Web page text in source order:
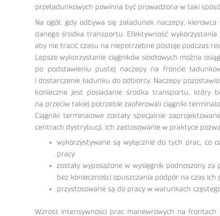
przeładunkowych powinna być prowadzona w taki
Na ogół, gdy odbywa się załadunek naczepy,
danego środka transportu. Efektywność wykorzystania
aby nie tracić czasu na niepotrzebne postoje podczas
Lepsze wykorzystanie ciągników siodłowych można
po podstawieniu pustej naczepy na froncie
i dostarczenie ładunku do odbiorcy. Naczepy
konieczne jest posiadanie środka transportu, który
na przeciw takiej potrzebie zaoferowali ciągniki
Ciągniki terminalowe zostały specjalnie
centrach dystrybucji. Ich zastosowanie w praktyce
wykorzystywane są wyłącznie do tych prac, co
pracy
zostały wyposażone w wysięgnik podnoszony
bez konieczności opuszczania podpór na czas ich
przystosowane są do pracy w warunkach
Wzrost intensywności prac manewrowych na frontach